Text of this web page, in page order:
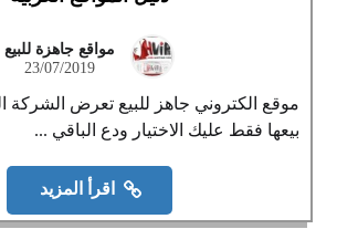
مواقع جاهزة للبيع
23/07/2019
موقع الكتروني جاهز للبيع تعرض الشركة
بيعها فقط عليك الاختيار ودع الباقي ...
اقرأ المزيد